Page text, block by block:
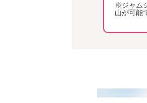
※ジャム
山が可能